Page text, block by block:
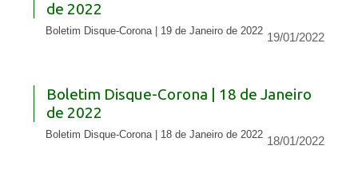
de 2022
Boletim Disque-Corona | 19 de Janeiro de 2022 19/01/2022
Boletim Disque-Corona | 18 de Janeiro
de 2022
Boletim Disque-Corona | 18 de Janeiro de 2022 18/01/2022